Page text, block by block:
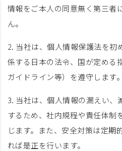
情報をご本人の同意無く第三者
ん。
2. 当社は、個人情報保護法を初
係する日本の法令、国が定める
ガイドライン等）を遵守します。
3. 当社は、個人情報の漏えい、
するため、社内規程や責任体制
じます。また、安全対策は定期
れば是正を行います。